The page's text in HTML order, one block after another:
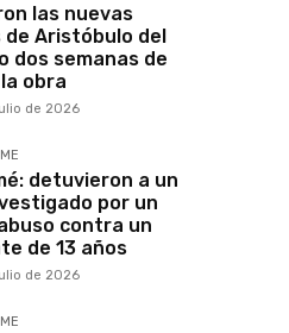
las nuevas
de Aristóbulo del
dos semanas de
obra
de 2026
detuvieron a un
por un
contra un
de 13 años
de 2026